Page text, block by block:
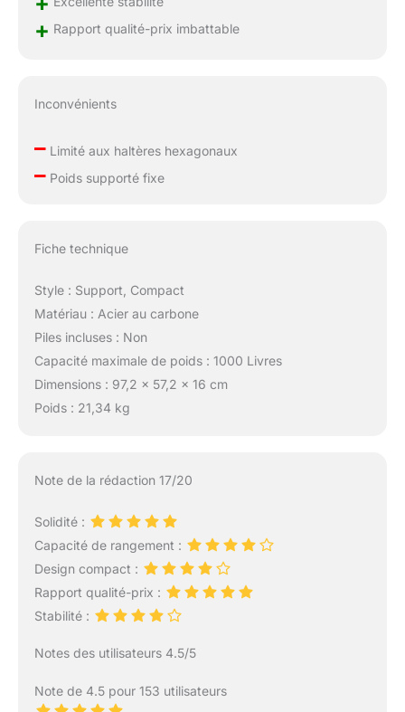
+ Rapport qualité-prix imbattable
Inconvénients
–Limité aux haltères hexagonaux
–Poids supporté fixe
Fiche technique
Style : Support, Compact
Matériau : Acier au carbone
Piles incluses : Non
Capacité maximale de poids : 1000 Livres
Dimensions : 97,2 x 57,2 x 16 cm
Poids : 21,34 kg
Note de la rédaction 17/20
Solidité :
Capacité de rangement :
Design compact :
Rapport qualité-prix :
Stabilité :
Notes des utilisateurs 4.5/5
Note de 4.5 pour 153 utilisateurs